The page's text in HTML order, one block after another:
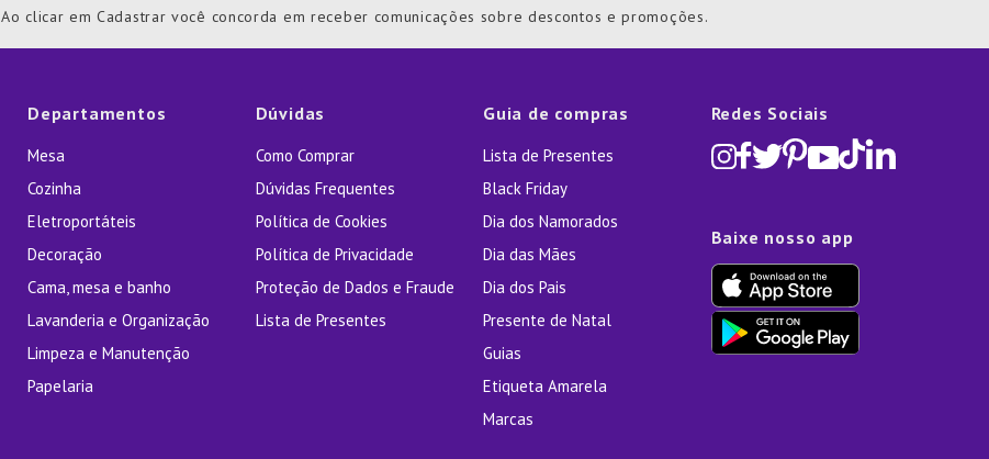
Ao clicar em Cadastrar você concorda em receber comunicações sobre descontos e promoções.
Departamentos
Mesa
Cozinha
Eletroportáteis
Decoração
Cama, mesa e banho
Lavanderia e Organização
Limpeza e Manutenção
Papelaria
Dúvidas
Como Comprar
Dúvidas Frequentes
Política de Cookies
Política de Privacidade
Proteção de Dados e Fraude
Lista de Presentes
Guia de compras
Lista de Presentes
Black Friday
Dia dos Namorados
Dia das Mães
Dia dos Pais
Presente de Natal
Guias
Etiqueta Amarela
Marcas
Redes Sociais
Baixe nosso app